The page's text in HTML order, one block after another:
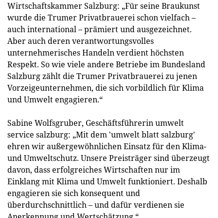
Wirtschaftskammer Salzburg: „Für seine Braukunst
wurde die Trumer Privatbrauerei schon vielfach –
auch international – prämiert und ausgezeichnet.
Aber auch deren verantwortungsvolles
unternehmerisches Handeln verdient höchsten
Respekt. So wie viele andere Betriebe im Bundesland
Salzburg zählt die Trumer Privatbrauerei zu jenen
Vorzeigeunternehmen, die sich vorbildlich für Klima
und Umwelt engagieren.“
Sabine Wolfsgruber, Geschäftsführerin umwelt
service salzburg: „Mit dem 'umwelt blatt salzburg'
ehren wir außergewöhnlichen Einsatz für den Klima-
und Umweltschutz. Unsere Preisträger sind überzeugt
davon, dass erfolgreiches Wirtschaften nur im
Einklang mit Klima und Umwelt funktioniert. Deshalb
engagieren sie sich konsequent und
überdurchschnittlich – und dafür verdienen sie